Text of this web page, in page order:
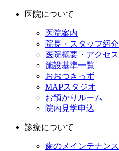
医院について
医院案内
院長・スタッフ紹介
医院概要・アクセス
施設基準一覧
おおつきっず
MAPスタジオ
お預かりルーム
院内見学申込
診療について
歯のメインテナンス